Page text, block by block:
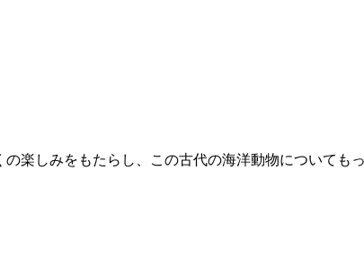
楽しみをもたらし、この古代の海洋動物についても